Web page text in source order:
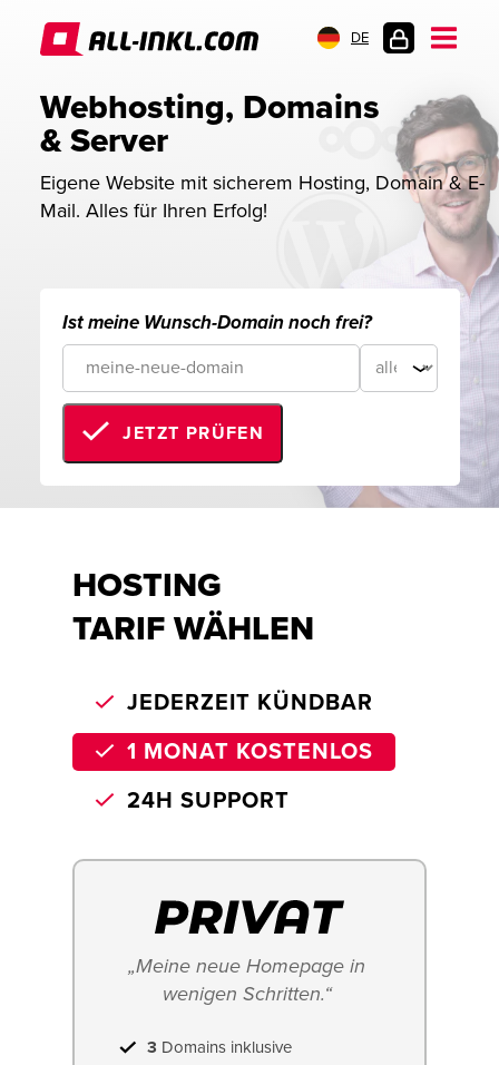
DE
Webhosting, Domains
& Server
Eigene Website mit sicherem Hosting, Domain & E-
Mail. Alles für Ihren Erfolg!
Ist meine Wunsch-Domain noch frei?
JETZT PRÜFEN
HOSTING
TARIF WÄHLEN
JEDERZEIT KÜNDBAR
1 MONAT KOSTENLOS
24H SUPPORT
„Meine neue Homepage in
wenigen Schritten.“
3 Domains inklusive